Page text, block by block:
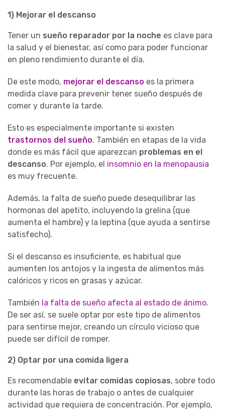
1) Mejorar el descanso
Tener un sueño reparador por la noche es clave para
la salud y el bienestar, así como para poder funcionar
en pleno rendimiento durante el día.
De este modo, mejorar el descanso es la primera
medida clave para prevenir tener sueño después de
comer y durante la tarde.
Esto es especialmente importante si existen
trastornos del sueño. También en etapas de la vida
donde es más fácil que aparezcan problemas en el
descanso. Por ejemplo, el insomnio en la menopausia
es muy frecuente.
Además, la falta de sueño puede desequilibrar las
hormonas del apetito, incluyendo la grelina (que
aumenta el hambre) y la leptina (que ayuda a sentirse
satisfecho).
Si el descanso es insuficiente, es habitual que
aumenten los antojos y la ingesta de alimentos más
calóricos y ricos en grasas y azúcar.
También la falta de sueño afecta al estado de ánimo.
De ser así, se suele optar por este tipo de alimentos
para sentirse mejor, creando un círculo vicioso que
puede ser difícil de romper.
2) Optar por una comida ligera
Es recomendable evitar comidas copiosas, sobre todo
durante las horas de trabajo o antes de cualquier
actividad que requiera de concentración. Por ejemplo,